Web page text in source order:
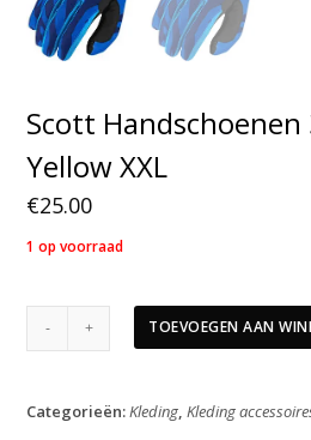
Scott Handschoenen
Yellow XXL
€25.00
1 op voorraad
Handschoenen
Blue
TOEVOEGEN AAN
Categorieën:Kleding,Kleding